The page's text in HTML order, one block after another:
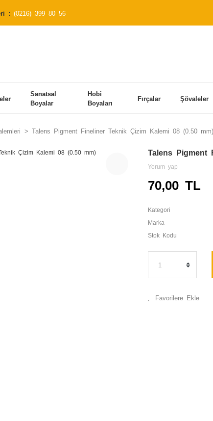
: (0216) 399 80 56
Sanatsal
Boyalar
Hobi
Boyaları
Fırçalar Şövaleler
Talens Pigment Fineliner Teknik Çizim Kalemi 08 (0.50 mm)
Talens Pigment
Yorum yap
70,00 TL
Kategori
Marka
Stok Kodu